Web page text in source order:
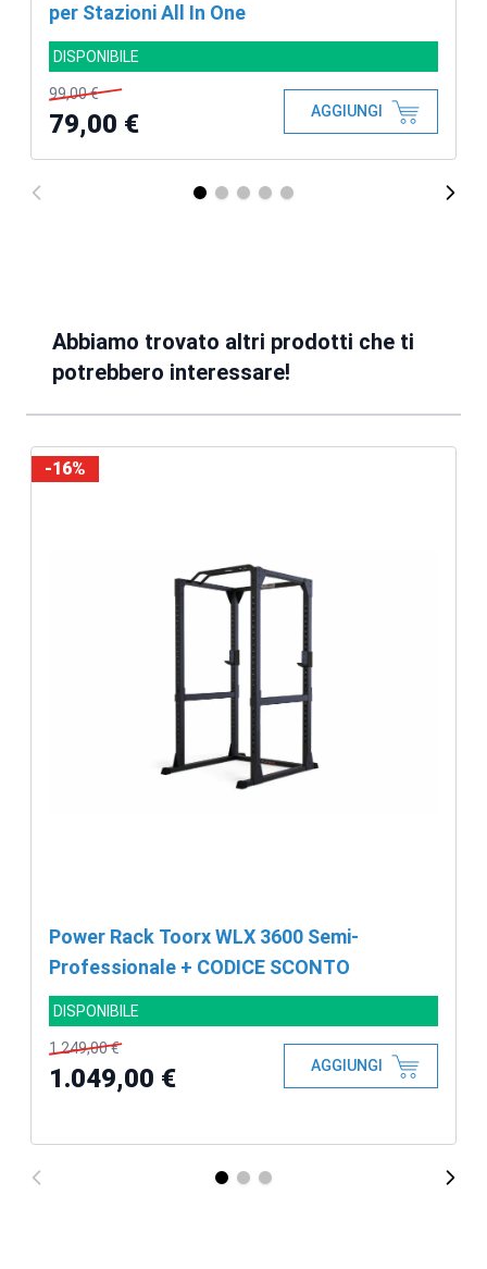
per Stazioni All In One
DISPONIBILE
99,00 €
79,00 € AGGIUNGI
Abbiamo trovato altri prodotti che ti
potrebbero interessare!
Power Rack Toorx WLX 3600 Semi-
Professionale + CODICE SCONTO
DISPONIBILE
-16%
1.249,00 €
1.049,00 € AGGIUNGI